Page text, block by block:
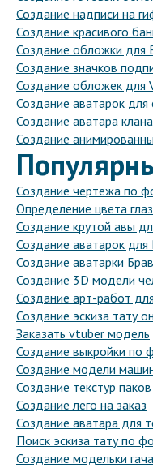
Создание надписи на
Создание красивого
Создание обложки для
Создание значков
Создание обложек для
Создание аватарок для
Создание аватара клана
Создание
Создание чертежа по
Определение цвета
Создание крутой авы
Создание аватарок для
Создание аватарки
Создание 3D модели
Создание арт-работ
Создание эскиза тату
Заказать vtuber модель
Создание выкройки по
Создание модели
Создание текстур
Создание лего на заказ
Создание аватара для
Поиск эскиза тату по
Создание модельки